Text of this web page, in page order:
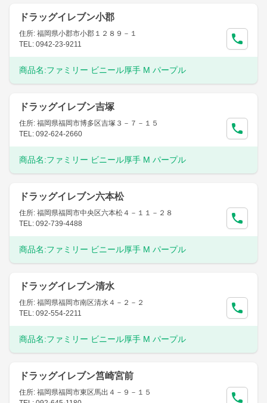
ドラッグイレブン小郡
住所: 福岡県小郡市小郡１２８９－１
TEL: 0942-23-9211
商品名:ファミリー ビニール厚手 M パープル
ドラッグイレブン吉塚
住所: 福岡県福岡市博多区吉塚３－７－１５
TEL: 092-624-2660
商品名:ファミリー ビニール厚手 M パープル
ドラッグイレブン六本松
住所: 福岡県福岡市中央区六本松４－１１－２８
TEL: 092-739-4488
商品名:ファミリー ビニール厚手 M パープル
ドラッグイレブン清水
住所: 福岡県福岡市南区清水４－２－２
TEL: 092-554-2211
商品名:ファミリー ビニール厚手 M パープル
ドラッグイレブン筥崎宮前
住所: 福岡県福岡市東区馬出４－９－１５